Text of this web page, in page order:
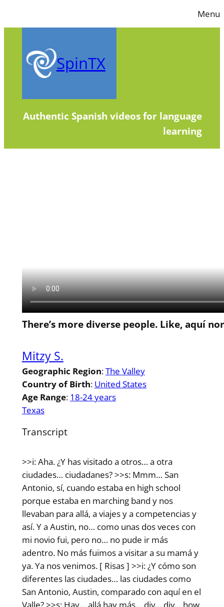
to
Menu
SpinTX
Authentic Spanish videos for language
learning
There’s more diverse people. Like, aquí
Mitzy S.
Geographic Region:The Valley
Country of Birth: United States
Age Range: 18-24 years
Texas
Transcript
>>i: Aha. ¿Y has visitado a otros… a otra
ciudades… ciudadanes? >>s: Mmm… San
Antonio, sí, cuando estaba en high school
porque estaba en marching band y nos
llevaban para allá, a viajes y a competencias y
así. Y a Austin, no… como unas dos veces con
mi novio fui, pero no… no pude ir más
adentro. No más fuimos a visitar a su mamá y
ya. Ya nos venimos. [ Risas ] >>i: ¿Y cómo son
diferentes las ciudades… las ciudades como
San Antonio, Austin, comparado con aquí en el
Valle? >>s: Hay… allá hay más… div… div… how